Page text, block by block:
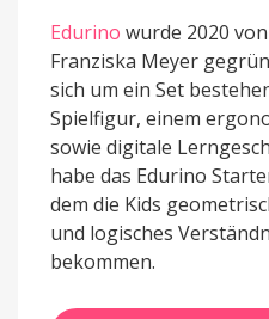
Edurino wurde 2020
Franziska Meyer
sich um ein Set
Spielfigur, einem
sowie digitale
habe das Edurino
dem die Kids
und logisches
bekommen.